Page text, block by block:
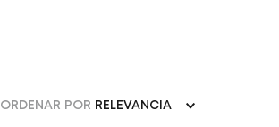
ORDENAR POR RELEVANCIA